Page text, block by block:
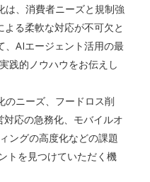
は、消費者ニーズと規制強
る柔軟な対応が不可欠と
、AIエージェント活用の最
践的ノウハウをお伝えし
のニーズ、フードロス削
対応の急務化、モバイルオ
ングの高度化などの課題
トを見つけていただく機